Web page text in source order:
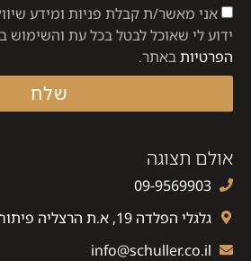
אולם תצוגה
09-9569903
גלגלי הפלדה 19, א.ת הרצליה פיתוח
info@schuller.co.il
אני מאשר/ת קבלת פניות ומידע
ידוע לי שאוכל לבטל בכל עת והשימוש
הפרטיותבאתר.
שלח